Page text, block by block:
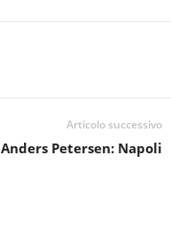
Articolo successivo
Anders Petersen: Napoli